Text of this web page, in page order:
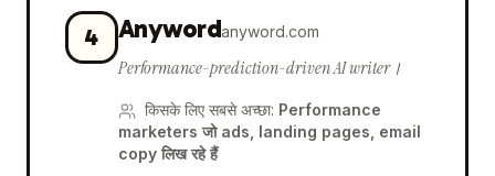
4 Anywordanyword.com
Performance-prediction-driven AI writer।
किसके लिए सबसे अच्छा: Performance
marketers जो ads, landing pages, email
copy लिख रहे हैं